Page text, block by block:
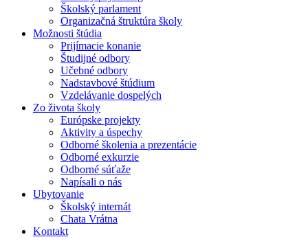
Školský parlament
Organizačná štruktúra školy
Možnosti štúdia
Prijímacie konanie
Študijné odbory
Učebné odbory
Nadstavbové štúdium
Vzdelávanie dospelých
Zo života školy
Európske projekty
Aktivity a úspechy
Odborné školenia a prezentácie
Odborné exkurzie
Odborné súťaže
Napísali o nás
Ubytovanie
Školský internát
Chata Vrátna
Kontakt